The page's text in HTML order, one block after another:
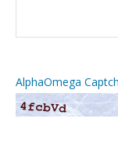
AlphaOmega